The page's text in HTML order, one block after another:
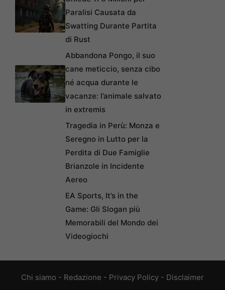
Paralisi Causata da
Swatting Durante Partita
di Rust
Abbandona Pongo, il suo
cane meticcio, senza cibo
né acqua durante le
vacanze: l’animale salvato
in extremis
Tragedia in Perù: Monza e
Seregno in Lutto per la
Perdita di Due Famiglie
Brianzole in Incidente
Aereo
EA Sports, It’s in the
Game: Gli Slogan più
Memorabili del Mondo dei
Videogiochi
Chi siamo - Redazione - Privacy Policy - Disclaimer